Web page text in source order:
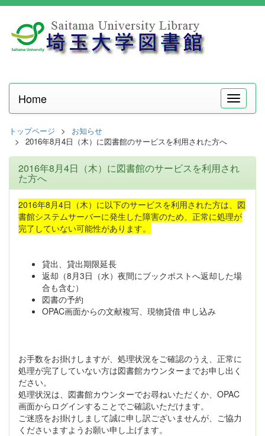
メ
ニ
Home
トップページ
お知らせ
2016年8月4日（木）に図書館のサービスを利用された方へ
2016年8月4日（木）に図書館のサービスを利用され
た方へ
2016年8月4日（木）に以下のサービスを利用された方は、図
書館システムサーバーに発生した障害のため、正常に処理が
完了していない可能性があります。
貸出、貸出期限延長
返却（8月3日（水）夜間にブックポストへ返却した場
合も含む）
図書の予約
OPAC画面からの文献複写、現物貸借 申し込み
お手数をお掛けしますが、処理状況をご確認のうえ、正常に
処理が完了していない方は図書館カウンターまでお申し出く
ださい。
処理状況は、図書館カウンターでお尋ねいただくか、OPAC
画面からログインすることでご確認いただけます。
ご迷惑をお掛けしまして誠に申し訳ございませんが、ご協力
くださいますようお願い申し上げます。